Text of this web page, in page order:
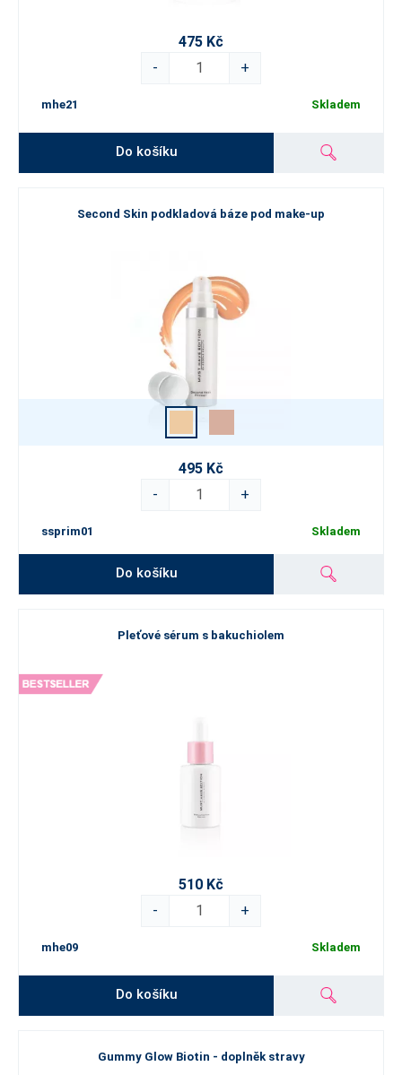
475 Kč
-
+
mhe21 Skladem
Do košíku
Second Skin podkladová báze pod make-up
495 Kč
-
+
ssprim01 Skladem
Do košíku
Pleťové sérum s bakuchiolem
510 Kč
-
+
mhe09 Skladem
Do košíku
Gummy Glow Biotin - doplněk stravy